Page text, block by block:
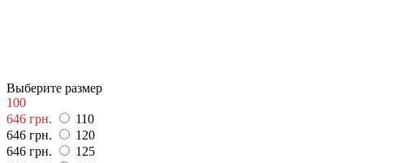
Выберите размер
100
646 грн.
110
646 грн.
120
646 грн.
125